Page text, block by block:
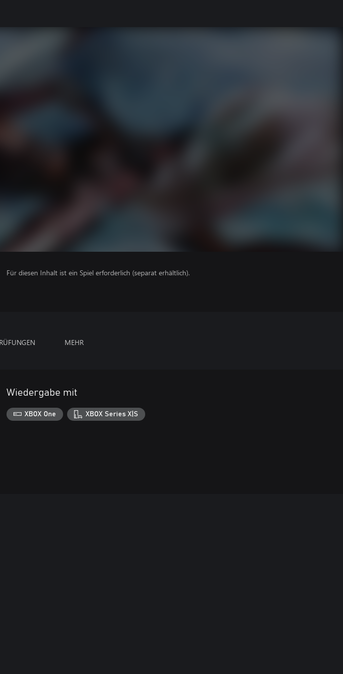
Für diesen Inhalt ist ein Spiel erforderlich (separat erhältlich).
MEHR
Wiedergabe mit
XBOX One XBOX Series X|S